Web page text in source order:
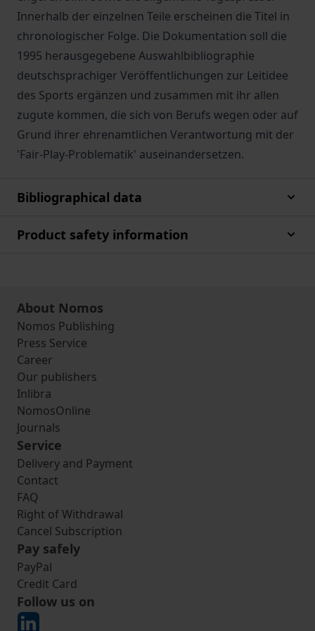
Innerhalb der einzelnen Teile erscheinen die Titel in
chronologischer Folge. Die Dokumentation soll die
1995 herausgegebene Auswahlbibliographie
deutschsprachiger Veröffentlichungen zur Leitidee
des Sports ergänzen und zusammen mit ihr allen
zugute kommen, die sich von Berufs wegen oder auf
Grund ihrer ehrenamtlichen Verantwortung mit der
'Fair-Play-Problematik' auseinandersetzen.
Bibliographical data
Product safety information
About Nomos
Nomos Publishing
Press Service
Career
Our publishers
Inlibra
NomosOnline
Journals
Service
Delivery and Payment
Contact
FAQ
Right of Withdrawal
Cancel Subscription
Pay safely
PayPal
Credit Card
Follow us on